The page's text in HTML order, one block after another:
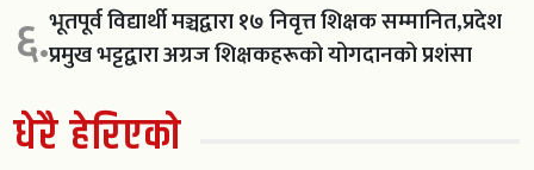
६.भूतपूर्व विद्यार्थी मञ्चद्वारा १७ निवृत्त शिक्षक सम्मानित,प्रदेश
प्रमुख भट्टद्वारा अग्रज शिक्षकहरूको योगदानको प्रशंसा
धेरै हेरिएको